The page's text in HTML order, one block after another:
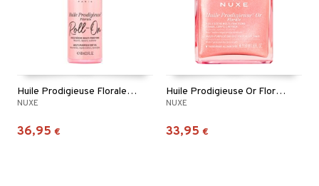
Huile Prodigieuse Florale Roll-On
NUXE
36,95 €
Huile Prodigieuse Or Florale
NUXE
33,95 €